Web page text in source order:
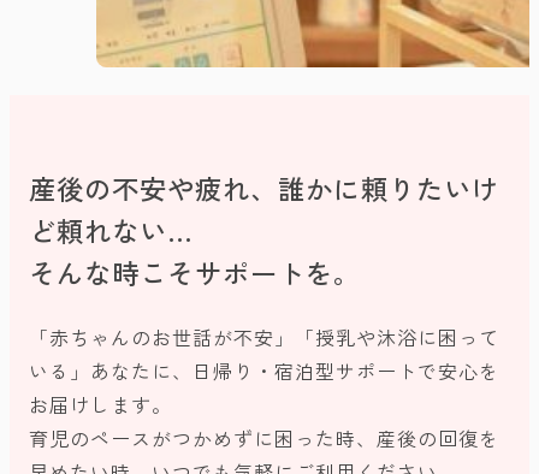
産後の不安や疲れ、誰かに頼りたいけ
ど頼れない…
そんな時こそサポートを。
「赤ちゃんのお世話が不安」「授乳や沐浴に困って
いる」あなたに、日帰り・宿泊型サポートで安心を
お届けします。
育児のペースがつかめずに困った時、産後の回復を